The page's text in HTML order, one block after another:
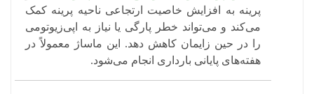
پرینه به افزایش خاصیت ارتجاعی ناحیه پرینه کمک
می‌کند و می‌تواند خطر پارگی یا نیاز به اپی‌زیوتومی
را در حین زایمان کاهش دهد. این ماساژ معمولاً در
هفته‌های پایانی بارداری انجام می‌شود.